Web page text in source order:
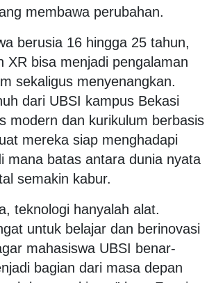
membawa perubahan.
berusia 16 hingga 25 tahun,
XR bisa menjadi pengalaman
sekaligus menyenangkan.
dari UBSI kampus Bekasi
modern dan kurikulum berbasis
mereka siap menghadapi
mana batas antara dunia nyata
semakin kabur.
teknologi hanyalah alat.
untuk belajar dan berinovasi
mahasiswa UBSI benar-
bagian dari masa depan